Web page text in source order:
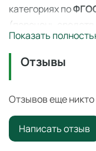
категориях по
(перечень
223-ФЗ с полным
ЕАЭС, гарантия
Модель
Формирование
оборудование
учреждений по
Показать
Отзывы
Отзывов еще никто
Написать отзыв